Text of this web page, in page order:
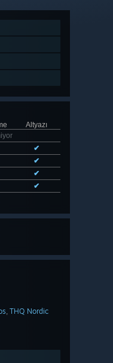
Altyazı
✔
✔
✔
✔
, THQ Nordic